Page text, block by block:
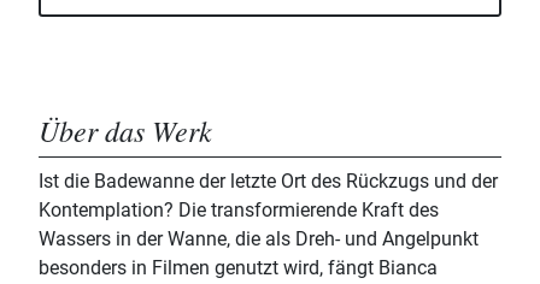
Über das Werk
Ist die Badewanne der letzte Ort des Rückzugs und der
Kontemplation? Die transformierende Kraft des
Wassers in der Wanne, die als Dreh- und Angelpunkt
besonders in Filmen genutzt wird, fängt Bianca